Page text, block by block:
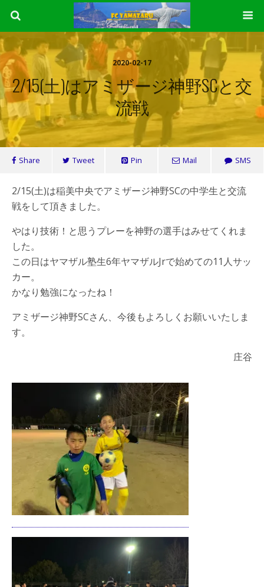
2020-02-17
2/15(土)はアミザージ神野SCと交
流戦
Share Tweet Pin Mail SMS
2/15(土)は稲美中央でアミザージ神野SCの中学生と交流
戦をして頂きました。
やはり技術！と思うプレーを神野の選手はみせてくれま
した。
この日はヤマザル塾生6年ヤマザルJrで始めての11人サッ
カー。
かなり勉強になったね！
アミザージ神野SCさん、今後もよろしくお願いいたしま
す。
庄谷